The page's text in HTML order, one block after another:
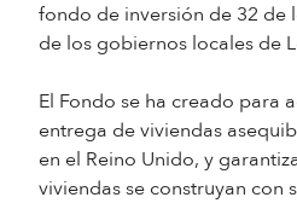
fondo de inversión de 32 de
de los gobiernos locales de
El Fondo se ha creado para
entrega de viviendas
en el Reino Unido, y
viviendas se construyan con